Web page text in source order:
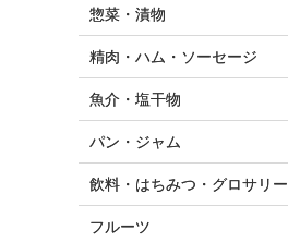
惣菜・漬物
精肉・ハム・ソーセージ
魚介・塩干物
パン・ジャム
飲料・はちみつ・グロサリー
フルーツ